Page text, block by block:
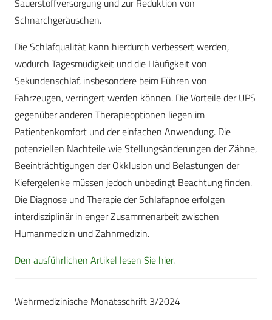
Sauerstoffversorgung und zur Reduktion von
Schnarchgeräuschen.
Die Schlafqualität kann hierdurch verbessert werden,
wodurch Tagesmüdigkeit und die Häufigkeit von
Sekundenschlaf, insbesondere beim Führen von
Fahrzeugen, verringert werden können. Die Vorteile der UPS
gegenüber anderen Therapieoptionen liegen im
Patientenkomfort und der einfachen Anwendung. Die
potenziellen Nachteile wie Stellungsänderungen der Zähne,
Beeinträchtigungen der Okklusion und Belastungen der
Kiefergelenke müssen jedoch unbedingt Beachtung finden.
Die Diagnose und Therapie der Schlafapnoe erfolgen
interdisziplinär in enger Zusammenarbeit zwischen
Humanmedizin und Zahnmedizin.
Den ausführlichen Artikel lesen Sie hier.
Wehrmedizinische Monatsschrift 3/2024